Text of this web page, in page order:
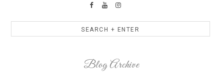
Blog Archive